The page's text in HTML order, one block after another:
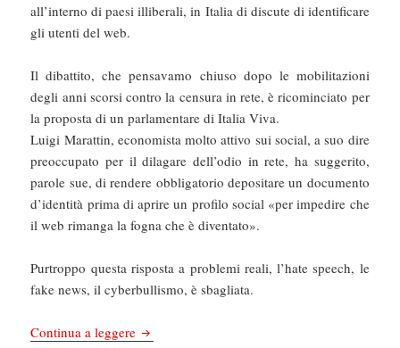
all’interno di paesi illiberali, in Italia di discute di identificare
gli utenti del web.
Il dibattito, che pensavamo chiuso dopo le mobilitazioni
degli anni scorsi contro la censura in rete, è ricominciato per
la proposta di un parlamentare di Italia Viva.
Luigi Marattin, economista molto attivo sui social, a suo dire
preoccupato per il dilagare dell’odio in rete, ha suggerito,
parole sue, di rendere obbligatorio depositare un documento
d’identità prima di aprire un profilo social «per impedire che
il web rimanga la fogna che è diventato».
Purtroppo questa risposta a problemi reali, l’hate speech, le
fake news, il cyberbullismo, è sbagliata.
Continua a leggere Il Manifesto: L’anonimato in rete è una risorsa